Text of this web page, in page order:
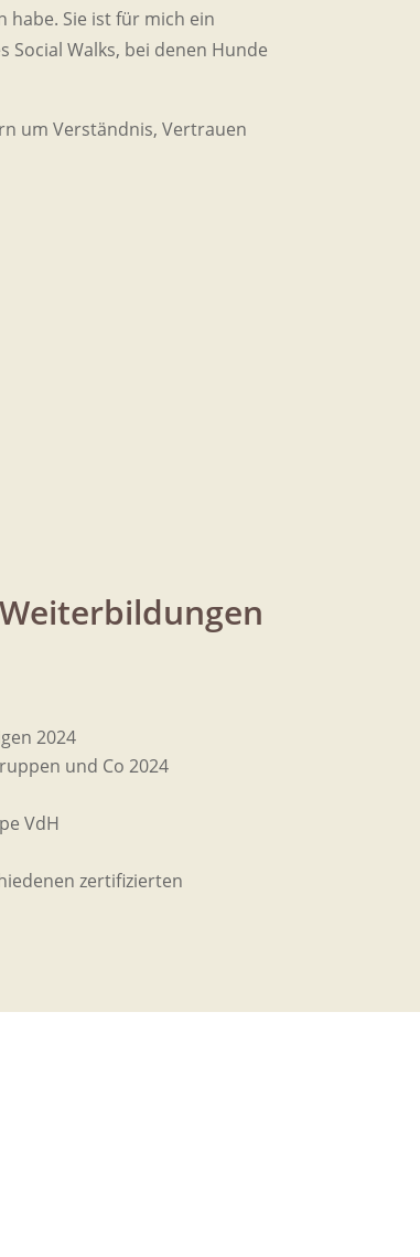
habe. Sie ist für mich ein
Walks, bei denen Hunde
um Verständnis, Vertrauen
2024
und Co 2024
VdH
zertifizierten